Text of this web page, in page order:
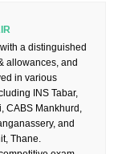
a distinguished
allowances, and
in various
INS Tabar,
CABS Mankhurd,
and
Thane.